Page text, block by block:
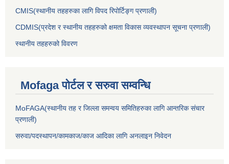
CMIS(स्थानीय तहहरुका लागि विपद रिपोर्टिङ्ग प्रणाली)
CDMIS(प्रदेश र स्थानीय तहहरुको क्षमता विकास व्यवस्थापन सूचना प्रणाली)
स्थानीय तहहरुको विवरण
Mofaga पोर्टल र सरुवा सम्वन्धि
MoFAGA(स्थानीय तह र जिल्ला समन्वय समितिहरुका लागि आन्तरिक संचार
प्रणाली)
सरुवा/पदस्थापन/कामकाज/काज आदिका लागि अनलाइन निवेदन